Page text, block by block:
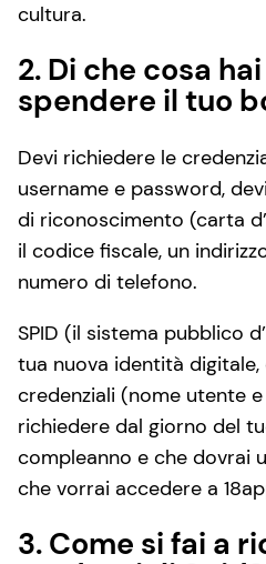
cultura.
2. Di che cosa
spendere il tuo
Devi richiedere le
username e password,
di riconoscimento (carta
il codice fiscale, un
numero di telefono.
SPID (il sistema pubblico
tua nuova identità
credenziali (nome utente
richiedere dal giorno del
compleanno e che dovrai
che vorrai accedere a
3. Come si fai a